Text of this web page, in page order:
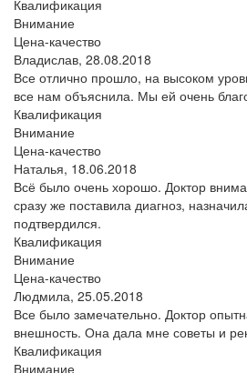
Квалификация
Внимание
Цена-качество
Владислав, 28.08.2018
Все отлично прошло, на высоком
все нам объяснила. Мы ей очень
Квалификация
Внимание
Цена-качество
Наталья, 18.06.2018
Всё было очень хорошо. Доктор
сразу же поставила диагноз,
подтвердился.
Квалификация
Внимание
Цена-качество
Людмила, 25.05.2018
Все было замечательно. Доктор
внешность. Она дала мне советы и
Квалификация
Внимание